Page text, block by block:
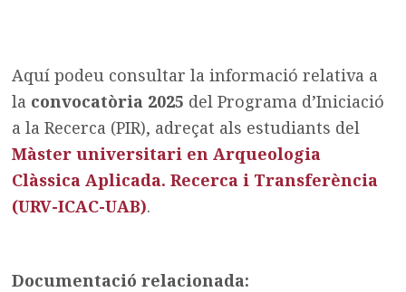
Aquí podeu consultar la informació relativa a
la convocatòria 2025 del Programa d’Iniciació
a la Recerca (PIR), adreçat als estudiants del
Màster universitari en Arqueologia
Clàssica Aplicada. Recerca i Transferència
(URV-ICAC-UAB).
Documentació relacionada: